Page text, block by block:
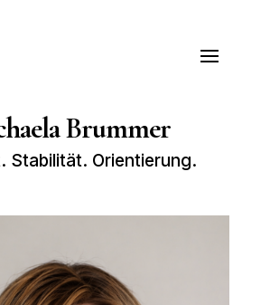
Brummer
Stabilität. Orientierung.